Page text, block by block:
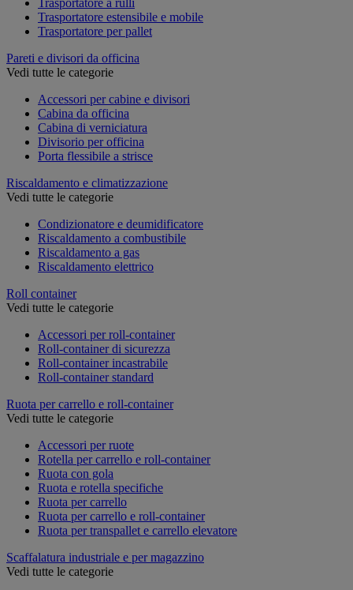
Trasportatore estensibile e mobile
Trasportatore per pallet
Pareti e divisori da officina
Vedi tutte le categorie
Accessori per cabine e divisori
Cabina da officina
Cabina di verniciatura
Divisorio per officina
Porta flessibile a strisce
Riscaldamento e climatizzazione
Vedi tutte le categorie
Condizionatore e deumidificatore
Riscaldamento a combustibile
Riscaldamento a gas
Riscaldamento elettrico
Roll container
Vedi tutte le categorie
Accessori per roll-container
Roll-container di sicurezza
Roll-container incastrabile
Roll-container standard
Ruota per carrello e roll-container
Vedi tutte le categorie
Accessori per ruote
Rotella per carrello e roll-container
Ruota con gola
Ruota e rotella specifiche
Ruota per carrello
Ruota per carrello e roll-container
Ruota per transpallet e carrello elevatore
Scaffalatura industriale e per magazzino
Vedi tutte le categorie